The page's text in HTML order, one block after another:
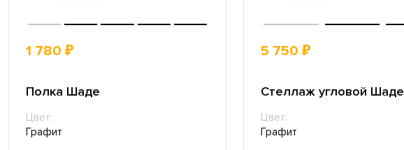
1 780 ₽
Полка Шаде
Цвет:
Графит
5 750 ₽
Стеллаж угловой Шаде
Цвет:
Графит